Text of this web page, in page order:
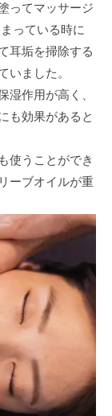
ってマッサージ
っている時に
耳垢を掃除する
いました。
湿作用が高く、
も効果があると
使うことができ
ーブオイルが重